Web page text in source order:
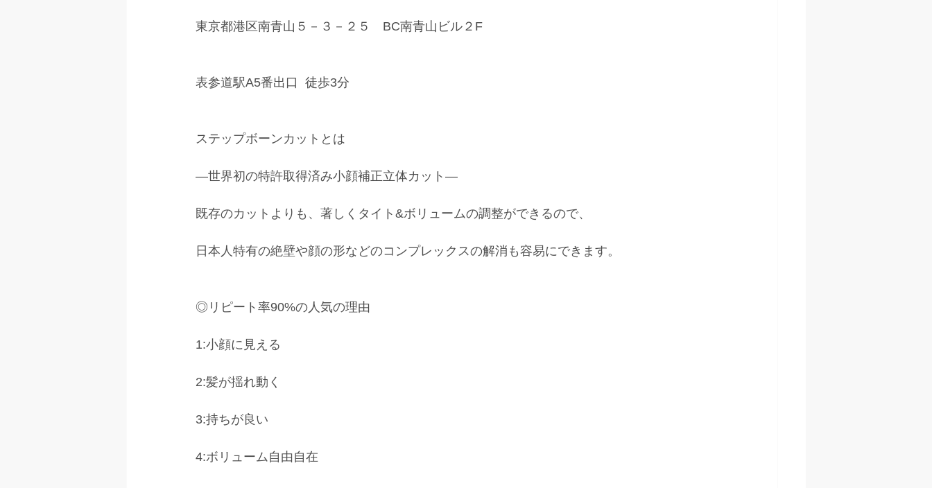
東京都港区南青山５－３－２５　BC南青山ビル２F
表参道駅A5番出口  徒歩3分
ステップボーンカットとは
―世界初の特許取得済み小顔補正立体カット―
既存のカットよりも、著しくタイト&ボリュームの調整ができるので、
日本人特有の絶壁や顔の形などのコンプレックスの解消も容易にできます。
◎リピート率90%の人気の理由
1:小顔に見える
2:髪が揺れ動く
3:持ちが良い
4:ボリューム自由自在